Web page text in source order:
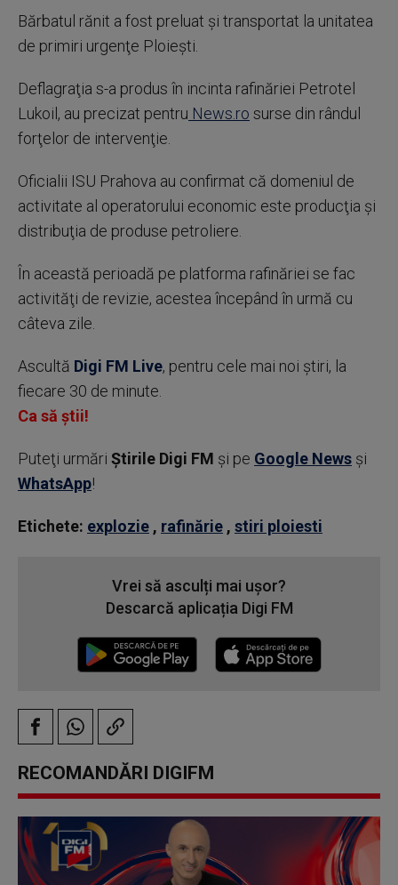
Bărbatul rănit a fost preluat şi transportat la unitatea
de primiri urgenţe Ploieşti.
Deflagraţia s-a produs în incinta rafinăriei Petrotel
Lukoil, au precizat pentru News.ro surse din rândul
forţelor de intervenţie.
Oficialii ISU Prahova au confirmat că domeniul de
activitate al operatorului economic este producţia şi
distribuţia de produse petroliere.
În această perioadă pe platforma rafinăriei se fac
activităţi de revizie, acestea începând în urmă cu
câteva zile.
Ascultă Digi FM Live, pentru cele mai noi știri, la
fiecare 30 de minute.
Ca să știi!
Puteţi urmări Știrile Digi FM şi pe Google News şi
WhatsApp!
Etichete: explozie , rafinărie , stiri ploiesti
Vrei să asculți mai ușor?
Descarcă aplicația Digi FM
RECOMANDĂRI DIGIFM